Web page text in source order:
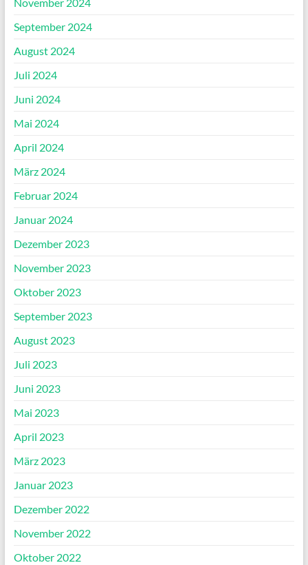
September 2024
August 2024
Juli 2024
Juni 2024
Mai 2024
April 2024
März 2024
Februar 2024
Januar 2024
Dezember 2023
November 2023
Oktober 2023
September 2023
August 2023
Juli 2023
Juni 2023
Mai 2023
April 2023
März 2023
Januar 2023
Dezember 2022
November 2022
Oktober 2022